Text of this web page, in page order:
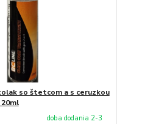
so štetcom a s ceruzkou
doba dodania 2-3